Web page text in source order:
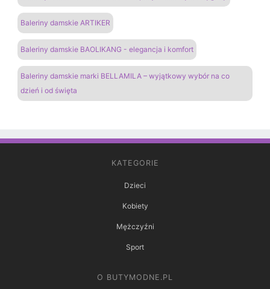
Baleriny damskie ARTIKER
Baleriny damskie BAOLIKANG - elegancja i komfort
Baleriny damskie marki BELLAMILA – wyjątkowy wybór na co
dzień i od święta
KATEGORIE
Dzieci
Kobiety
Mężczyźni
Sport
O BUTYMODNE.PL